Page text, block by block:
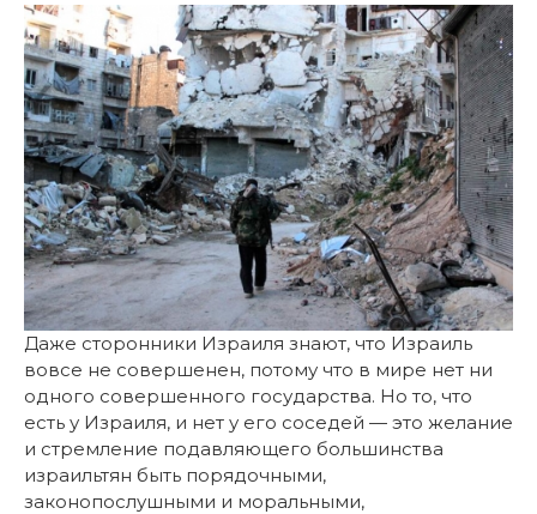
Даже сторонники Израиля знают, что Израиль
вовсе не совершенен, потому что в мире нет ни
одного совершенного государства. Но то, что
есть у Израиля, и нет у его соседей — это желание
и стремление подавляющего большинства
израильтян быть порядочными,
законопослушными и моральными,